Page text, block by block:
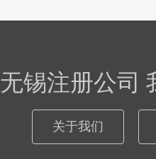
无锡注册公司
关于我们